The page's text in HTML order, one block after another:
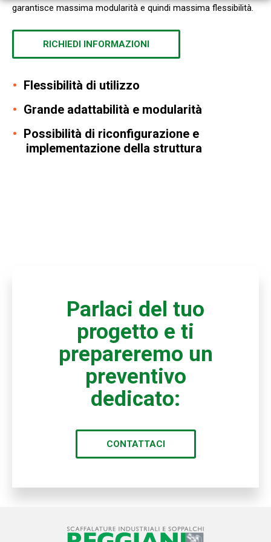
garantisce massima modularità e quindi massima flessibilità.
RICHIEDI INFORMAZIONI
Flessibilità di utilizzo
Grande adattabilità e modularità
Possibilità di riconfigurazione e
implementazione della struttura
Parlaci del tuo
progetto e ti
prepareremo un
preventivo
dedicato:
CONTATTACI